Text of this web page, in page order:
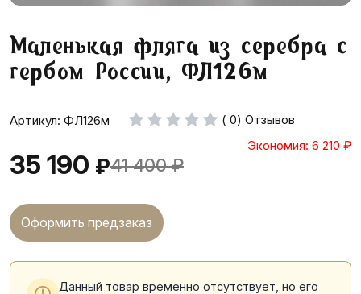
Маленькая фляга из серебра с
гербом России, ФЛ126м
Артикул: ФЛ126м ( 0) Отзывов
35 190 ₽41 400 ₽
Экономия: 6 210 ₽
Оформить предзаказ
Данный товар временно отсутствует, но его